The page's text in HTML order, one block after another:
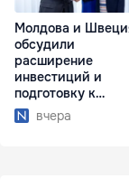
Молдова и
обсудили
расширение
инвестиций и
подготовку к
отопительному
сезону
вчера